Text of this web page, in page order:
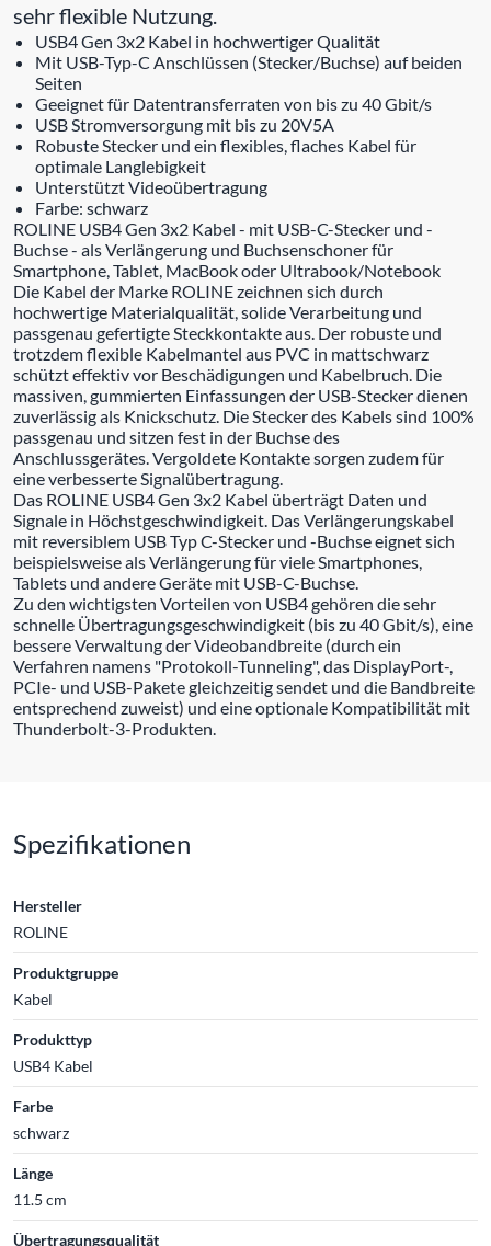
sehr flexible Nutzung.
USB4 Gen 3x2 Kabel in hochwertiger Qualität
Mit USB-Typ-C Anschlüssen (Stecker/Buchse) auf beiden
Seiten
Geeignet für Datentransferraten von bis zu 40 Gbit/s
USB Stromversorgung mit bis zu 20V5A
Robuste Stecker und ein flexibles, flaches Kabel für
optimale Langlebigkeit
Unterstützt Videoübertragung
Farbe: schwarz
ROLINE USB4 Gen 3x2 Kabel - mit USB-C-Stecker und -
Buchse - als Verlängerung und Buchsenschoner für
Smartphone, Tablet, MacBook oder Ultrabook/Notebook
Die Kabel der Marke ROLINE zeichnen sich durch
hochwertige Materialqualität, solide Verarbeitung und
passgenau gefertigte Steckkontakte aus. Der robuste und
trotzdem flexible Kabelmantel aus PVC in mattschwarz
schützt effektiv vor Beschädigungen und Kabelbruch. Die
massiven, gummierten Einfassungen der USB-Stecker dienen
zuverlässig als Knickschutz. Die Stecker des Kabels sind 100%
passgenau und sitzen fest in der Buchse des
Anschlussgerätes. Vergoldete Kontakte sorgen zudem für
eine verbesserte Signalübertragung.
Das ROLINE USB4 Gen 3x2 Kabel überträgt Daten und
Signale in Höchstgeschwindigkeit. Das Verlängerungskabel
mit reversiblem USB Typ C-Stecker und -Buchse eignet sich
beispielsweise als Verlängerung für viele Smartphones,
Tablets und andere Geräte mit USB-C-Buchse.
Zu den wichtigsten Vorteilen von USB4 gehören die sehr
schnelle Übertragungsgeschwindigkeit (bis zu 40 Gbit/s), eine
bessere Verwaltung der Videobandbreite (durch ein
Verfahren namens "Protokoll-Tunneling", das DisplayPort-,
PCIe- und USB-Pakete gleichzeitig sendet und die Bandbreite
entsprechend zuweist) und eine optionale Kompatibilität mit
Thunderbolt-3-Produkten.
Spezifikationen
Hersteller
ROLINE
Produktgruppe
Kabel
Produkttyp
USB4 Kabel
Farbe
schwarz
Länge
11.5 cm
Übertragungsqualität